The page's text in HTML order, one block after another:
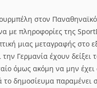
στον Παναθηναϊκό
με πληροφορίες της
μιας μεταγραφής στο
Γερμανία έχουν δείξει
όμως ακόμη να μην
το δημοσίευμα